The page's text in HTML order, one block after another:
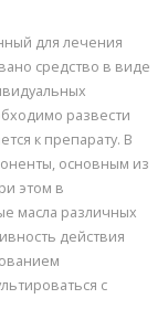
для лечения
средство в виде
развести
к препарату. В
основным из
этом в
масла различных
действия
с